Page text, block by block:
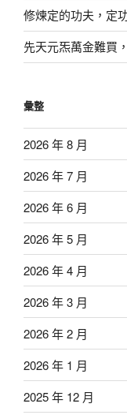
修煉定的功夫，定
先天元炁萬金難買
彙整
2026 年 8 月
2026 年 7 月
2026 年 6 月
2026 年 5 月
2026 年 4 月
2026 年 3 月
2026 年 2 月
2026 年 1 月
2025 年 12 月